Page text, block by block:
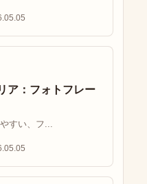
ア：フォトフレー
すい、フ...